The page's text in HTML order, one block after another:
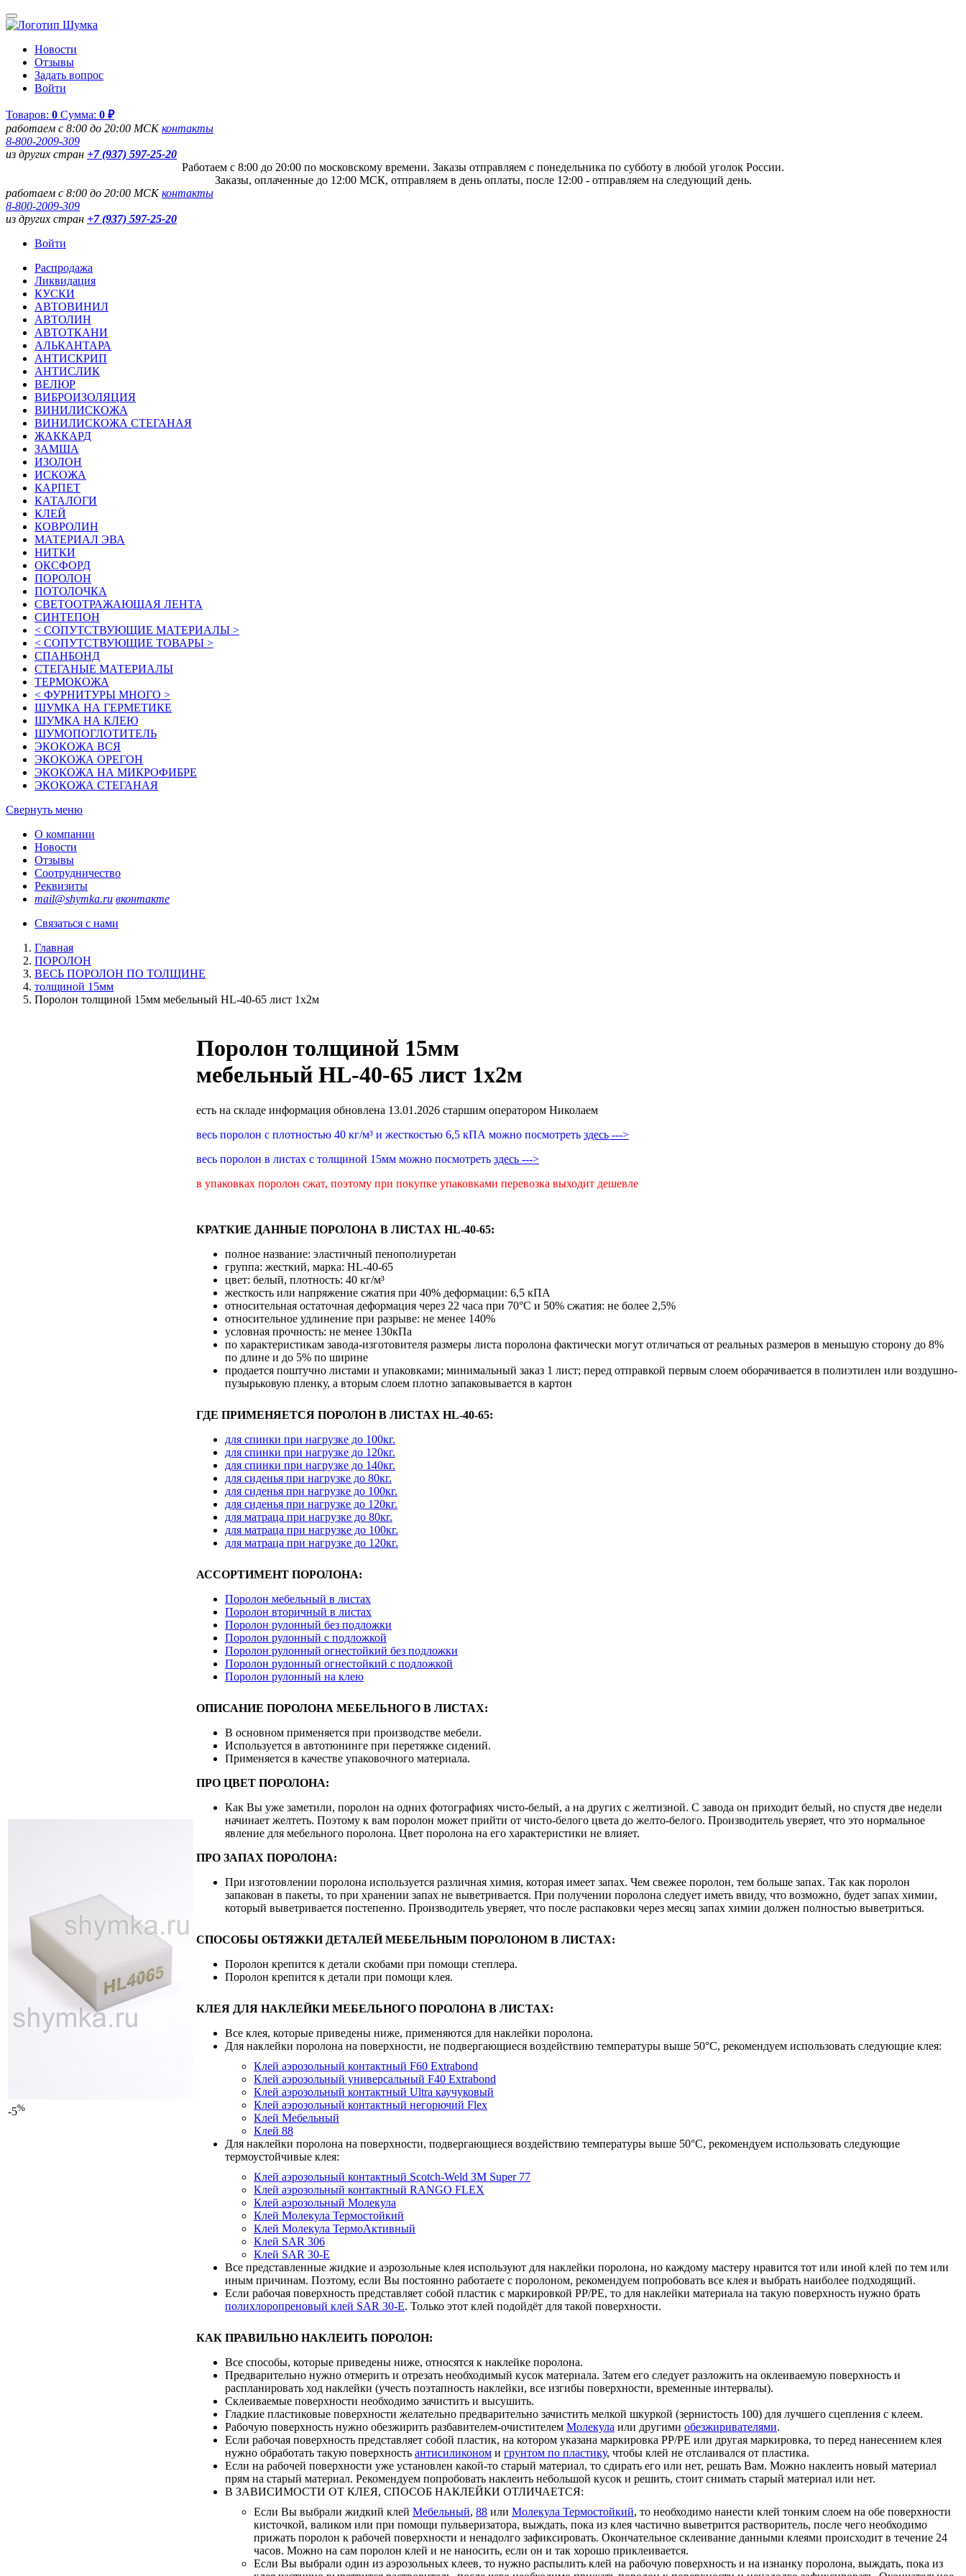
Новости
Отзывы
Задать вопрос
Войти
Товаров: 0 Сумма: 0 ₽
работаем с 8:00 до 20:00 МСКконтакты
8-800-2009-309
из других стран +7 (937) 597-25-20
Работаем с 8:00 до 20:00 по московскому времени. Заказы отправляем с понедельника по субботу в любой уголок России.
Заказы, оплаченные до 12:00 МСК, отправляем в день оплаты, после 12:00 - отправляем на следующий день.
работаем с 8:00 до 20:00 МСКконтакты
8-800-2009-309
из других стран +7 (937) 597-25-20
Войти
Распродажа
Ликвидация
КУСКИ
АВТОВИНИЛ
АВТОЛИН
АВТОТКАНИ
АЛЬКАНТАРА
АНТИСКРИП
АНТИСЛИК
ВЕЛЮР
ВИБРОИЗОЛЯЦИЯ
ВИНИЛИСКОЖА
ВИНИЛИСКОЖА СТЕГАНАЯ
ЖАККАРД
ЗАМША
ИЗОЛОН
ИСКОЖА
КАРПЕТ
КАТАЛОГИ
КЛЕЙ
КОВРОЛИН
МАТЕРИАЛ ЭВА
НИТКИ
ОКСФОРД
ПОРОЛОН
ПОТОЛОЧКА
СВЕТООТРАЖАЮЩАЯ ЛЕНТА
СИНТЕПОН
< СОПУТСТВУЮЩИЕ МАТЕРИАЛЫ >
< СОПУТСТВУЮЩИЕ ТОВАРЫ >
СПАНБОНД
СТЕГАНЫЕ МАТЕРИАЛЫ
ТЕРМОКОЖА
< ФУРНИТУРЫ МНОГО >
ШУМКА НА ГЕРМЕТИКЕ
ШУМКА НА КЛЕЮ
ШУМОПОГЛОТИТЕЛЬ
ЭКОКОЖА ВСЯ
ЭКОКОЖА ОРЕГОН
ЭКОКОЖА НА МИКРОФИБРЕ
ЭКОКОЖА СТЕГАНАЯ
Свернуть меню
О компании
Новости
Отзывы
Соотрудничество
Реквизиты
mail@shymka.ru вконтакте
Связаться с нами
Главная
ПОРОЛОН
ВЕСЬ ПОРОЛОН ПО ТОЛЩИНЕ
толщиной 15мм
Поролон толщиной 15мм мебельный HL-40-65 лист 1х2м
-5%
Поролон толщиной 15мм
мебельный HL-40-65 лист 1х2м
есть на складе информация обновлена 13.01.2026 старшим оператором Николаем
весь поролон с плотностью 40 кг/м³ и жесткостью 6,5 кПА можно посмотреть здесь --->
весь поролон в листах с толщиной 15мм можно посмотреть здесь --->
в упаковках поролон сжат, поэтому при покупке упаковками перевозка выходит дешевле
КРАТКИЕ ДАННЫЕ ПОРОЛОНА В ЛИСТАХ HL-40-65:
полное название: эластичный пенополиуретан
группа: жесткий, марка: HL-40-65
цвет: белый, плотность: 40 кг/м³
жесткость или напряжение сжатия при 40% деформации: 6,5 кПА
относительная остаточная деформация через 22 часа при 70°С и 50% сжатия: не более 2,5%
относительное удлинение при разрыве: не менее 140%
условная прочность: не менее 130кПа
по характеристикам завода-изготовителя размеры листа поролона фактически могут отличаться от реальных размеров в меньшую сторону до 8%
по длине и до 5% по ширине
продается поштучно листами и упаковками; минимальный заказ 1 лист; перед отправкой первым слоем оборачивается в полиэтилен или воздушно-
пузырьковую пленку, а вторым слоем плотно запаковывается в картон
ГДЕ ПРИМЕНЯЕТСЯ ПОРОЛОН В ЛИСТАХ HL-40-65:
для спинки при нагрузке до 100кг.
для спинки при нагрузке до 120кг.
для спинки при нагрузке до 140кг.
для сиденья при нагрузке до 80кг.
для сиденья при нагрузке до 100кг.
для сиденья при нагрузке до 120кг.
для матраца при нагрузке до 80кг.
для матраца при нагрузке до 100кг.
для матраца при нагрузке до 120кг.
АССОРТИМЕНТ ПОРОЛОНА:
Поролон мебельный в листах
Поролон вторичный в листах
Поролон рулонный без подложки
Поролон рулонный с подложкой
Поролон рулонный огнестойкий без подложки
Поролон рулонный огнестойкий с подложкой
Поролон рулонный на клею
ОПИСАНИЕ ПОРОЛОНА МЕБЕЛЬНОГО В ЛИСТАХ:
В основном применяется при производстве мебели.
Используется в автотюнинге при перетяжке сидений.
Применяется в качестве упаковочного материала.
ПРО ЦВЕТ ПОРОЛОНА:
Как Вы уже заметили, поролон на одних фотографиях чисто-белый, а на других с желтизной. С завода он приходит белый, но спустя две недели
начинает желтеть. Поэтому к вам поролон может прийти от чисто-белого цвета до желто-белого. Производитель уверяет, что это нормальное
явление для мебельного поролона. Цвет поролона на его характеристики не влияет.
ПРО ЗАПАХ ПОРОЛОНА:
При изготовлении поролона используется различная химия, которая имеет запах. Чем свежее поролон, тем больше запах. Так как поролон
запакован в пакеты, то при хранении запах не выветривается. При получении поролона следует иметь ввиду, что возможно, будет запах химии,
который выветривается постепенно. Производитель уверяет, что после распаковки через месяц запах химии должен полностью выветриться.
СПОСОБЫ ОБТЯЖКИ ДЕТАЛЕЙ МЕБЕЛЬНЫМ ПОРОЛОНОМ В ЛИСТАХ:
Поролон крепится к детали скобами при помощи степлера.
Поролон крепится к детали при помощи клея.
КЛЕЯ ДЛЯ НАКЛЕЙКИ МЕБЕЛЬНОГО ПОРОЛОНА В ЛИСТАХ:
Все клея, которые приведены ниже, применяются для наклейки поролона.
Для наклейки поролона на поверхности, не подвергающиеся воздействию температуры выше 50°С, рекомендуем использовать следующие клея:
Клей аэрозольный контактный F60 Extrabond
Клей аэрозольный универсальный F40 Extrabond
Клей аэрозольный контактный Ultra каучуковый
Клей аэрозольный контактный негорючий Flex
Клей Мебельный
Клей 88
Для наклейки поролона на поверхности, подвергающиеся воздействию температуры выше 50°С, рекомендуем использовать следующие
термоустойчивые клея:
Клей аэрозольный контактный Scotch-Weld ЗМ Super 77
Клей аэрозольный контактный RANGO FLEX
Клей аэрозольный Молекула
Клей Молекула Термостойкий
Клей Молекула ТермоАктивный
Клей SAR 306
Клей SAR 30-E
Все представленные жидкие и аэрозольные клея используют для наклейки поролона, но каждому мастеру нравится тот или иной клей по тем или
иным причинам. Поэтому, если Вы постоянно работаете с поролоном, рекомендуем попробовать все клея и выбрать наиболее подходящий.
Если рабочая поверхность представляет собой пластик с маркировкой PP/PE, то для наклейки материала на такую поверхность нужно брать
полихлоропреновый клей SAR 30-E. Только этот клей подойдёт для такой поверхности.
КАК ПРАВИЛЬНО НАКЛЕИТЬ ПОРОЛОН:
Все способы, которые приведены ниже, относятся к наклейке поролона.
Предварительно нужно отмерить и отрезать необходимый кусок материала. Затем его следует разложить на оклеиваемую поверхность и
распланировать ход наклейки (учесть поэтапность наклейки, все изгибы поверхности, временные интервалы).
Склеиваемые поверхности необходимо зачистить и высушить.
Гладкие пластиковые поверхности желательно предварительно зачистить мелкой шкуркой (зернистость 100) для лучшего сцепления с клеем.
Рабочую поверхность нужно обезжирить разбавителем-очистителем Молекула или другими обезжиривателями.
Если рабочая поверхность представляет собой пластик, на котором указана маркировка PP/PE или другая маркировка, то перед нанесением клея
нужно обработать такую поверхность антисиликоном и грунтом по пластику, чтобы клей не отслаивался от пластика.
Если на рабочей поверхности уже установлен какой-то старый материал, то сдирать его или нет, решать Вам. Можно наклеить новый материал
прям на старый материал. Рекомендуем попробовать наклеить небольшой кусок и решить, стоит снимать старый материал или нет.
В ЗАВИСИМОСТИ ОТ КЛЕЯ, СПОСОБ НАКЛЕЙКИ ОТЛИЧАЕТСЯ:
Если Вы выбрали жидкий клей Мебельный, 88 или Молекула Термостойкий, то необходимо нанести клей тонким слоем на обе поверхности
кисточкой, валиком или при помощи пульверизатора, выждать, пока из клея частично выветрится растворитель, после чего необходимо
прижать поролон к рабочей поверхности и ненадолго зафиксировать. Окончательное склеивание данными клеями происходит в течение 24
часов. Можно на сам поролон клей и не наносить, если он и так хорошо приклеивается.
Если Вы выбрали один из аэрозольных клеев, то нужно распылить клей на рабочую поверхность и на изнанку поролона, выждать, пока из